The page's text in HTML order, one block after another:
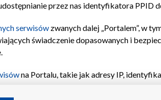
przez nas identyfikatora PPID
serwisów zwanych dalej „Portalem”, w
świadczenie dopasowanych i
na Portalu, takie jak adresy IP,